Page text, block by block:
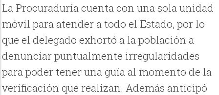
La Procuraduría cuenta con una sola unidad
móvil para atender a todo el Estado, por lo
que el delegado exhortó a la población a
denunciar puntualmente irregularidades
para poder tener una guía al momento de la
verificación que realizan. Además anticipó